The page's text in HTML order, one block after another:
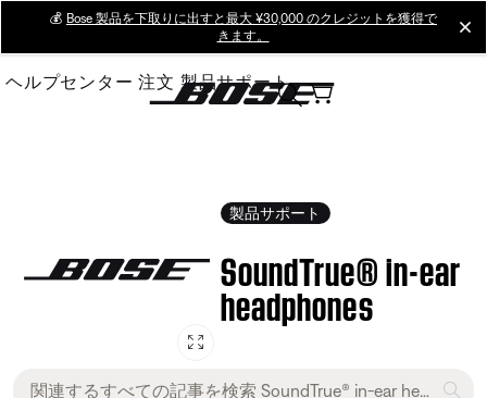
Main
💰 Bose 製品を下取りに出すと最大 ¥30,000 のクレジットを獲得で
きます。
ヘルプセンター 注文 製品サポート
製品サポート
SoundTrue® in-ear
headphones